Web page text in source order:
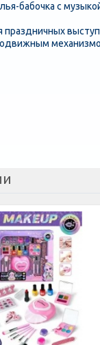
бабочка с
праздничных